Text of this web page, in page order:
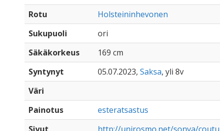
Rotu
Holsteininhevonen
Sukupuoli
ori
Säkäkorkeus
169 cm
Syntynyt
05.07.2023, Saksa, yli 8v
Väri
Painotus
esteratsastus